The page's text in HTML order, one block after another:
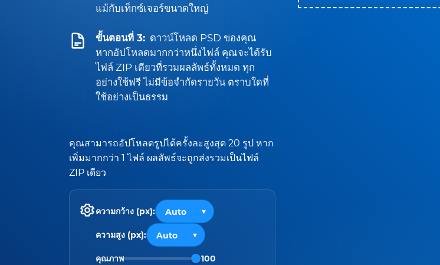
แม้กับเท็กซ์เจอร์ขนาดใหญ่
ขั้นตอนที่ 3: ดาวน์โหลด PSD ของคุณ
หากอัปโหลดมากกว่าหนึ่งไฟล์ คุณจะได้รับ
ไฟล์ ZIP เดียวที่รวมผลลัพธ์ทั้งหมด ทุก
อย่างใช้ฟรี ไม่มีข้อจำกัดรายวัน ตราบใดที่
ใช้อย่างเป็นธรรม
คุณสามารถอัปโหลดรูปได้ครั้งละสูงสุด 20 รูป หาก
เพิ่มมากกว่า 1 ไฟล์ ผลลัพธ์จะถูกส่งรวมเป็นไฟล์
ZIP เดียว
ความกว้าง (px):
ความสูง (px):
คุณภาพ 100